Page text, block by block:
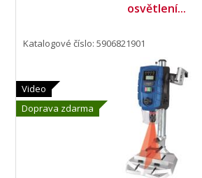
osvětlení...
Video
Doprava zdarma
Katalogové číslo: 5906821901